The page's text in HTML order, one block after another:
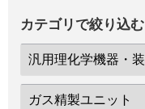
カテゴリで絞り込む